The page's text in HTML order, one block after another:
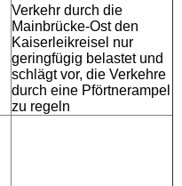
Verkehr durch die
Mainbrücke-Ost den
Kaiserleikreisel nur
geringfügig belastet und
schlägt vor, die Verkehre
durch eine Pförtnerampel
zu regeln